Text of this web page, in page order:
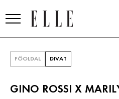
FŐOLDAL DIVAT
GINO ROSSI X